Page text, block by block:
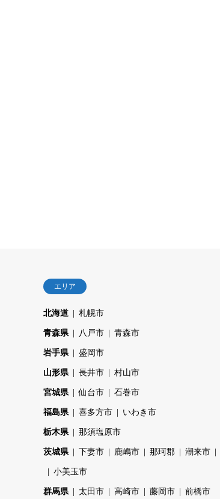
エリア
北海道 札幌市
青森県 八戸市 青森市
岩手県 盛岡市
山形県 長井市 村山市
宮城県 仙台市 石巻市
福島県 喜多方市 いわき市
栃木県 那須塩原市
茨城県 下妻市 鹿嶋市 那珂郡 潮来市
小美玉市
群馬県 太田市 高崎市 藤岡市 前橋市